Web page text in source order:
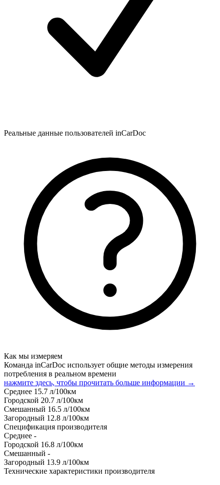
Реальные данные пользователей inCarDoc
Как мы измеряем
Команда inCarDoc использует общие методы измерения
потребления в реальном времени
нажмите здесь, чтобы прочитать больше информации →
Среднее 15.7 л/100км
Городской 20.7 л/100км
Смешанный 16.5 л/100км
Загородный 12.8 л/100км
Спецификация производителя
Среднее -
Городской 16.8 л/100км
Смешанный -
Загородный 13.9 л/100км
Технические характеристики производителя